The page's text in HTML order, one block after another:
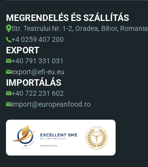
MEGRENDELÉS ÉS SZÁLLÍTÁS
Str. Teatrului Nr. 1-2, Oradea, Bihor, Romania
+4 0259 407 200
EXPORT
+40 791 331 031
export@efi-eu.eu
IMPORTÁLÁS
+40 722 231 602
import@europeanfood.ro